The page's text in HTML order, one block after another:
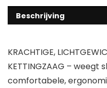
Beschrijving
KRACHTIGE,
KETTINGZAAG – weegt
comfortabele,